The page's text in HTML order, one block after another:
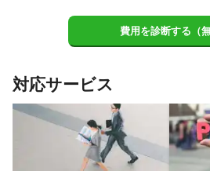
千葉市 佐倉
酒々井町
【 埼玉県
蕨市 川口市 戸田市
朝霞市
三郷市 新座市 志木市
富士見市 三芳町 松伏
春日部市 上尾市 蓮田市
費用を診断する（無
対応サービス